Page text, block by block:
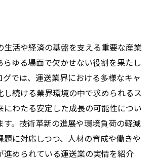
生活や経済の基盤を支える重要な産業
らゆる場面で欠かせない役割を果たし
グでは、運送業界における多様なキャ
し続ける業界環境の中で求められるス
にわたる安定した成長の可能性につい
す。技術革新の進展や環境負荷の軽減
題に対応しつつ、人材の育成や働きや
進められている運送業の実情を紹介